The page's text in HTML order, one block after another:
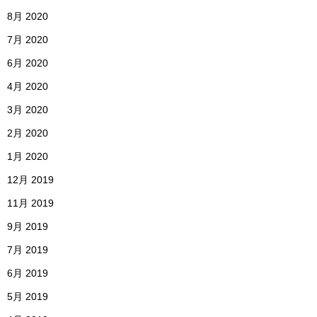
8月 2020
7月 2020
6月 2020
4月 2020
3月 2020
2月 2020
1月 2020
12月 2019
11月 2019
9月 2019
7月 2019
6月 2019
5月 2019